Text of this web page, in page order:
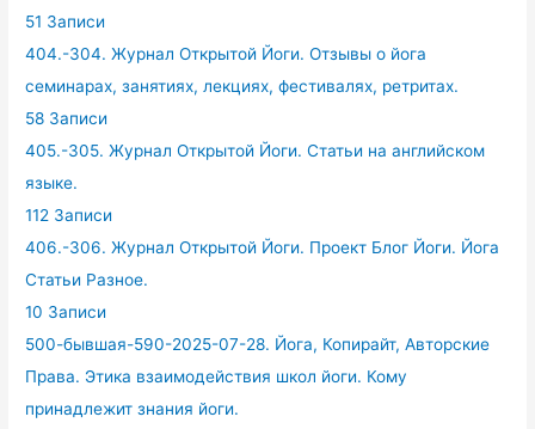
51 Записи
404.-304. Журнал Открытой Йоги. Отзывы о йога
семинарах, занятиях, лекциях, фестивалях, ретритах.
58 Записи
405.-305. Журнал Открытой Йоги. Статьи на английском
языке.
112 Записи
406.-306. Журнал Открытой Йоги. Проект Блог Йоги. Йога
Статьи Разное.
10 Записи
500-бывшая-590-2025-07-28. Йога, Копирайт, Авторские
Права. Этика взаимодействия школ йоги. Кому
принадлежит знания йоги.